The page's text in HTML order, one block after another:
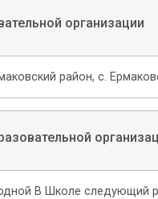
организации
район, с.
В Школе следующий